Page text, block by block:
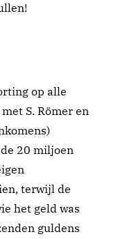
op alle
S. Römer en
20 miljoen
terwijl de
het geld was
guldens